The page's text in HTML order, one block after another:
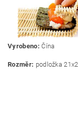
Vyrobeno: Čína
Rozměr: podložka